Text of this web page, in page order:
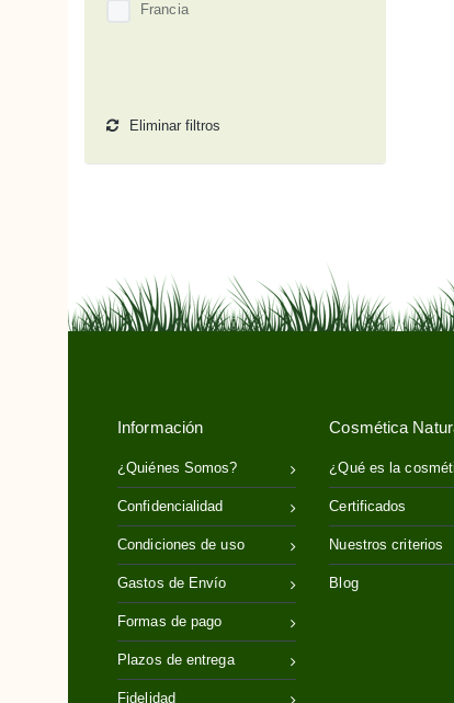
Francia
Eliminar filtros
Información
¿Quiénes Somos?
Confidencialidad
Condiciones de uso
Gastos de Envío
Formas de pago
Plazos de entrega
Fidelidad
Cosmética
¿Qué es la
Certificados
Nuestros criterios
Blog